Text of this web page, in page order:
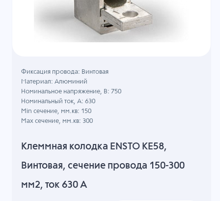
Клеммная колодка ENSTO KE58,
Винтовая, сечение провода 150-300
мм2, ток 630 A
Фиксация провода: Винтовая
Материал: Алюминий
Номинальное напряжение, B: 750
Номинальный ток, А: 630
Min сечение, мм.кв: 150
Max сечение, мм.кв: 300